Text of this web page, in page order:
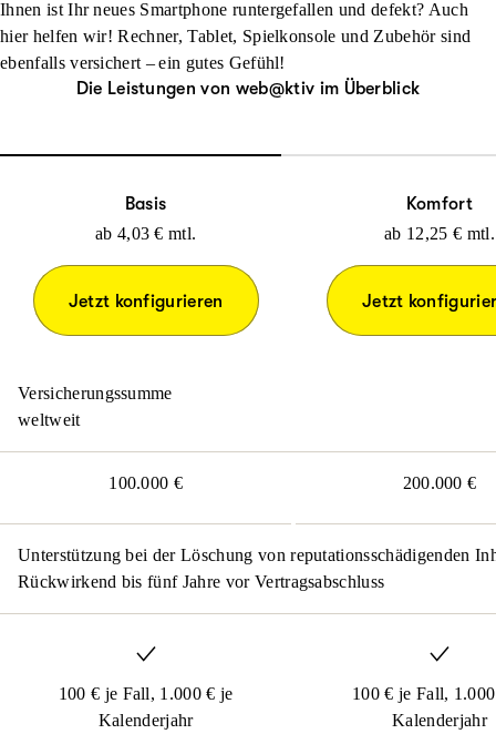
Ihnen ist Ihr neues Smartphone runtergefallen und defekt? Auch
hier helfen wir! Rechner, Tablet, Spielkonsole und Zubehör sind
ebenfalls versichert – ein gutes Gefühl!
Die Leistungen von web@ktiv im Überblick
Basis
ab 4,03 € mtl.
Jetzt konfigurieren
Komfort
ab 12,25 € mtl.
Jetzt
Versicherungssumme
weltweit
100.000 € 200.000 €
Unterstützung bei der Löschung von reputationsschädigenden
Rückwirkend bis fünf Jahre vor Vertragsabschluss
100 € je Fall, 1.000 € je
Kalenderjahr
100 € je Fall,
Kalenderjahr